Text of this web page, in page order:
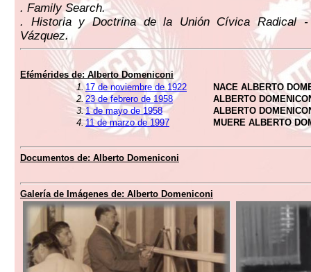
. Family Search.
. Historia y Doctrina de la Unión Cívica Radical -
Vázquez.
Efémérides de: Alberto Domeniconi
1. 17 de noviembre de 1922
NACE ALBERTO
2. 23 de febrero de 1958
ALBERTO
3.1 de mayo de 1958
ALBERTO
4.11 de marzo de 1997 MUERE ALBERTO
Documentos de: Alberto Domeniconi
Galería de Imágenes de: Alberto Domeniconi